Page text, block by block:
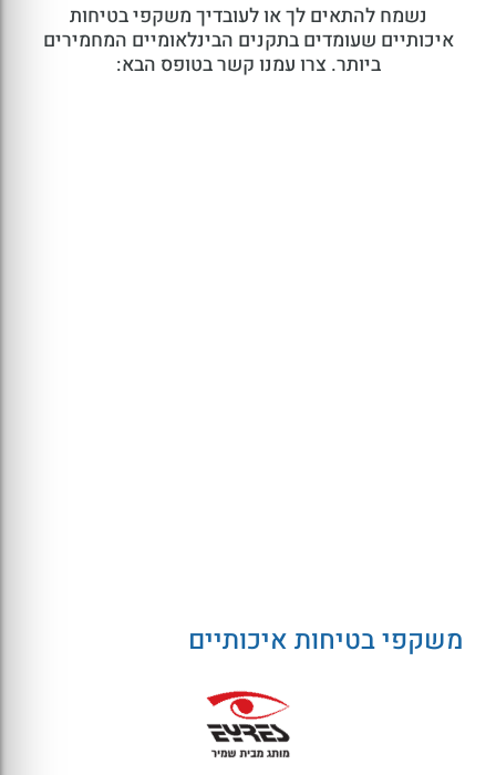
נשמח להתאים לך או לעובדיך משקפי בטיחות
איכותיים שעומדים בתקנים הבינלאומיים המחמירים
ביותר. צרו עמנו קשר בטופס הבא:
משקפי בטיחות איכותיים